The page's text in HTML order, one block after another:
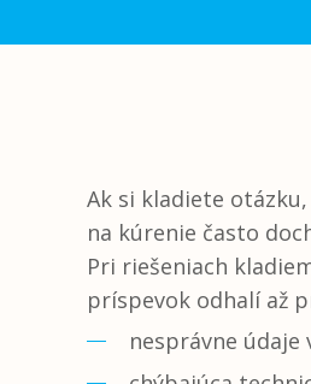
Ak si kladiete
na kúrenie často
Pri riešeniach
príspevok odhalí až
nesprávne údaje